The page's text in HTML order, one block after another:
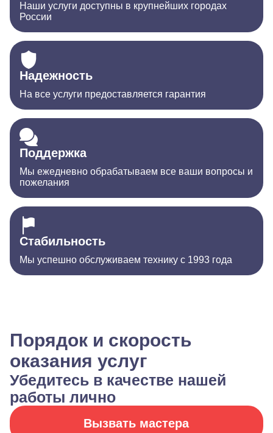
Наши услуги доступны в крупнейших городах
России
Надежность
На все услуги предоставляется гарантия
Поддержка
Мы ежедневно обрабатываем все ваши вопросы и
пожелания
Стабильность
Мы успешно обслуживаем технику с 1993 года
Порядок и скорость
оказания услуг
Убедитесь в качестве нашей
работы лично
Вызвать мастера